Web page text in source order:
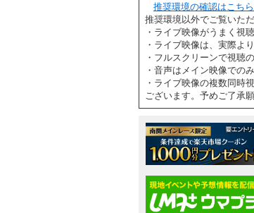
推奨環境の確認はこち
推奨環境以外でご覧いた
・ライブ映像がうまく視
・ライブ映像は、実際よ
・フルスクリーンで視聴
・音声はメイン映像での
・ライブ映像の複数同時
ございます。予めご了承願